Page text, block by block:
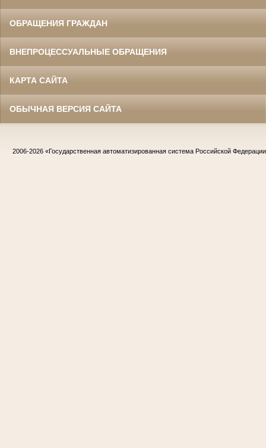
ОБРАЩЕНИЯ ГРАЖДАН
ВНЕПРОЦЕССУАЛЬНЫЕ ОБРАЩЕНИЯ
КАРТА САЙТА
ОБЫЧНАЯ ВЕРСИЯ САЙТА
2006-2026 «Государственная автоматизированная система Российской